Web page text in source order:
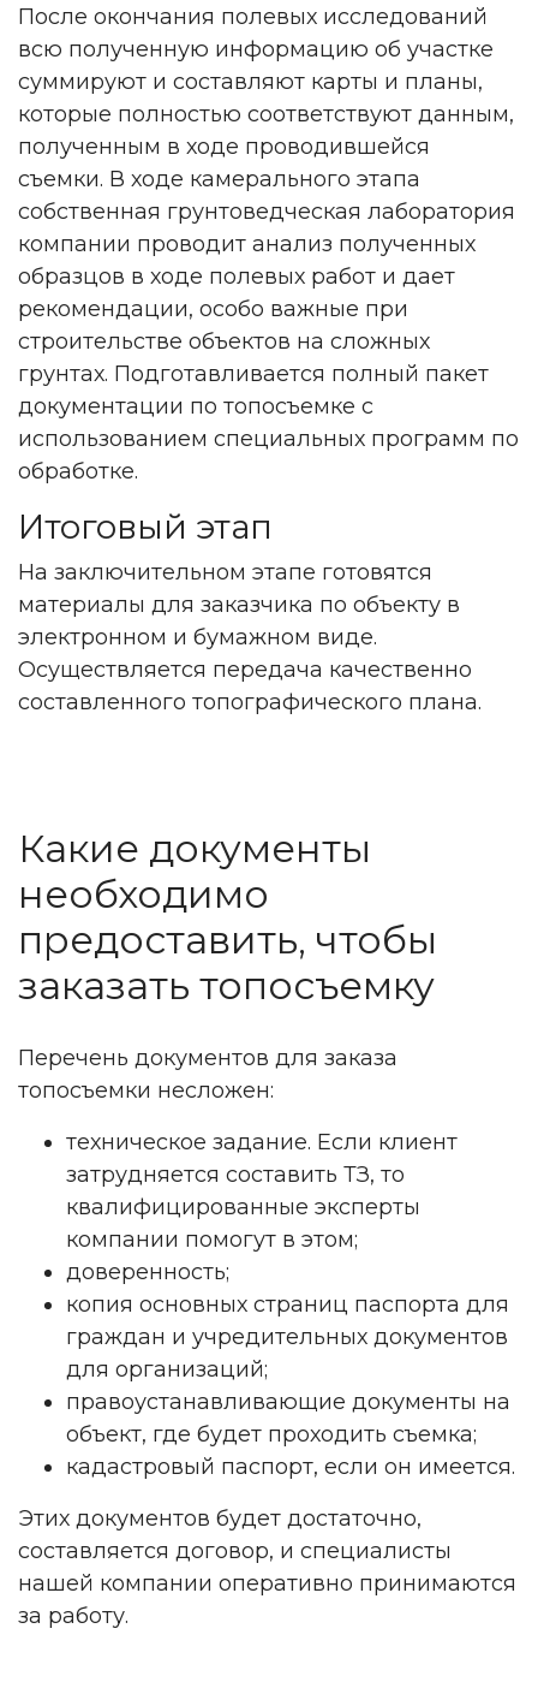
После окончания полевых исследований
всю полученную информацию об участке
суммируют и составляют карты и планы,
которые полностью соответствуют данным,
полученным в ходе проводившейся
съемки. В ходе камерального этапа
собственная грунтоведческая лаборатория
компании проводит анализ полученных
образцов в ходе полевых работ и дает
рекомендации, особо важные при
строительстве объектов на сложных
грунтах. Подготавливается полный пакет
документации по топосъемке с
использованием специальных программ по
обработке.
Итоговый этап
На заключительном этапе готовятся
материалы для заказчика по объекту в
электронном и бумажном виде.
Осуществляется передача качественно
составленного топографического плана.
Какие документы
необходимо
предоставить, чтобы
заказать топосъемку
Перечень документов для заказа
топосъемки несложен:
техническое задание. Если клиент
затрудняется составить ТЗ, то
квалифицированные эксперты
компании помогут в этом;
доверенность;
копия основных страниц паспорта для
граждан и учредительных документов
для организаций;
правоустанавливающие документы на
объект, где будет проходить съемка;
кадастровый паспорт, если он имеется.
Этих документов будет достаточно,
составляется договор, и специалисты
нашей компании оперативно принимаются
за работу.